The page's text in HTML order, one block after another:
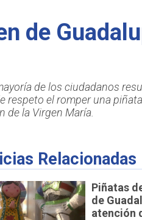
de
de los ciudadanos
respeto el romper una
de la Virgen María.
Relacionadas
Piñatas
de
atención